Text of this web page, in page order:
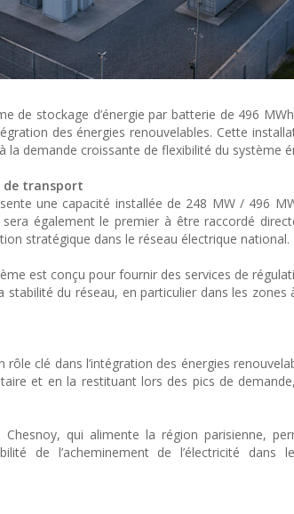
de stockage d’énergie par batterie de 496
des énergies renouvelables. Cette
demande croissante de flexibilité du système
de transport
une capacité installée de 248 MW / 496
également le premier à être raccordé
stratégique dans le réseau électrique national.
est conçu pour fournir des services de
stabilité du réseau, en particulier dans les
clé dans l’intégration des énergies
et en la restituant lors des pics de
qui alimente la région parisienne,
de l’acheminement de l’électricité